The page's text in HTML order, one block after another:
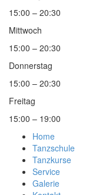
15:00 – 20:30
Mittwoch
15:00 – 20:30
Donnerstag
15:00 – 20:30
Freitag
15:00 – 19:00
Home
Tanzschule
Tanzkurse
Service
Galerie